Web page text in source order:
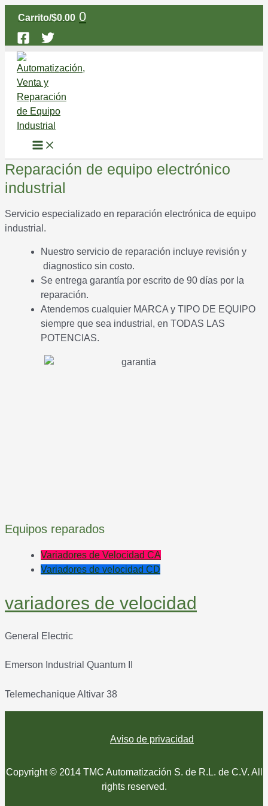
Ir
contenido
Carrito/$0.00 0
Main
Menu
Reparación de equipo electrónico
industrial
Servicio especializado en reparación electrónica de equipo
industrial.
Nuestro servicio de reparación incluye revisión y
diagnostico sin costo.
Se entrega garantía por escrito de 90 días por la
reparación.
Atendemos cualquier MARCA y TIPO DE EQUIPO
siempre que sea industrial, en TODAS LAS
POTENCIAS.
Equipos reparados
Variadores de Velocidad CA
Variadores de velocidad CD
variadores de velocidad
General Electric
Emerson Industrial Quantum II
Telemechanique Altivar 38
Aviso de privacidad
Copyright © 2014 TMC Automatización S. de R.L. de C.V. All
rights reserved.